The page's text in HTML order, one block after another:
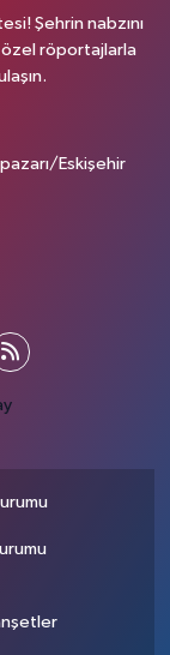
Şehrin nabzını
özel röportajlarla
Eskişehir